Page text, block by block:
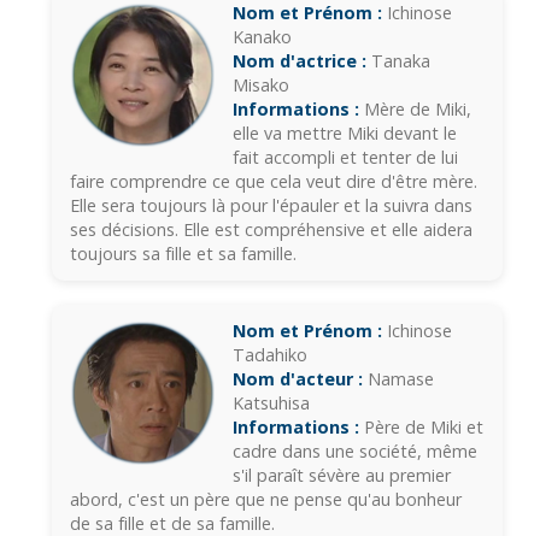
Nom et Prénom : Ichinose
Kanako
Nom d'actrice : Tanaka
Misako
Informations : Mère de Miki,
elle va mettre Miki devant le
fait accompli et tenter de lui
faire comprendre ce que cela veut dire d'être mère.
Elle sera toujours là pour l'épauler et la suivra dans
ses décisions. Elle est compréhensive et elle aidera
toujours sa fille et sa famille.
Nom et Prénom : Ichinose
Tadahiko
Nom d'acteur : Namase
Katsuhisa
Informations : Père de Miki et
cadre dans une société, même
s'il paraît sévère au premier
abord, c'est un père que ne pense qu'au bonheur
de sa fille et de sa famille.